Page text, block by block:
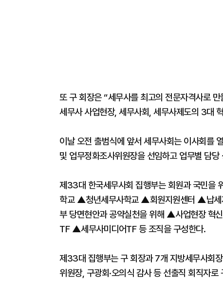
또 구 회장은 “세무사를 최고의 전문자격사로
세무사 사업현장, 세무사회, 세무사제도의 3대
이날 오전 출범식에 앞서 세무사회는 이사회를
및 업무정화조사위원장을 선임하고 업무별 담
제33대 한국세무사회 집행부는 회원과 국민을
학교 ▲청년세무사학교 ▲회원지원센터 ▲납세
부 당면현안과 공약실천을 위해 ▲사업현장
TF ▲세무사미디어TF 등 조직을 구성한다.
제33대 집행부는 구 회장과 7개 지방세무사회
위원장, 구광회·오의식 감사 등 선출직 회직자로